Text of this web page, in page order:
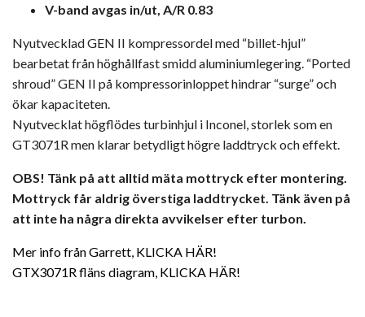
V-band avgas in/ut, A/R 0.83
Nyutvecklad GEN II kompressordel med “billet-hjul”
bearbetat från höghållfast smidd aluminiumlegering. “Ported
shroud” GEN II på kompressorinloppet hindrar “surge” och
ökar kapaciteten.
Nyutvecklat högflödes turbinhjul i Inconel, storlek som en
GT3071R men klarar betydligt högre laddtryck och effekt.
OBS! Tänk på att alltid mäta mottryck efter montering.
Mottryck får aldrig överstiga laddtrycket. Tänk även på
att inte ha några direkta avvikelser efter turbon.
Mer info från Garrett, KLICKA HÄR!
GTX3071R fläns diagram, KLICKA HÄR!